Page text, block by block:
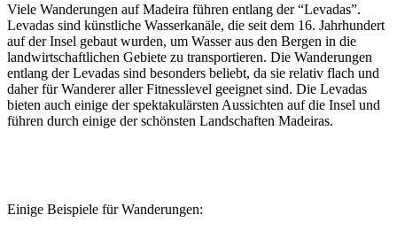
Viele Wanderungen auf Madeira führen entlang der “Levadas”.
Levadas sind künstliche Wasserkanäle, die seit dem 16. Jahrhundert
auf der Insel gebaut wurden, um Wasser aus den Bergen in die
landwirtschaftlichen Gebiete zu transportieren. Die Wanderungen
entlang der Levadas sind besonders beliebt, da sie relativ flach und
daher für Wanderer aller Fitnesslevel geeignet sind. Die Levadas
bieten auch einige der spektakulärsten Aussichten auf die Insel und
führen durch einige der schönsten Landschaften Madeiras.
Einige Beispiele für Wanderungen: